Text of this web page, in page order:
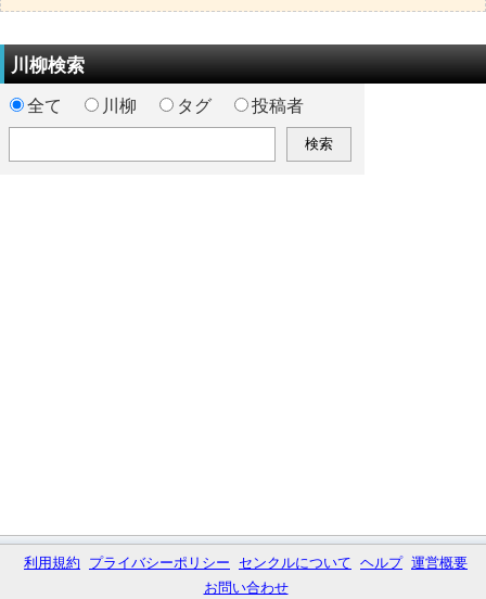
川柳検索
全て 川柳 タグ 投稿者
利用規約 プライバシーポリシー センクルについて ヘルプ 運営概要
お問い合わせ